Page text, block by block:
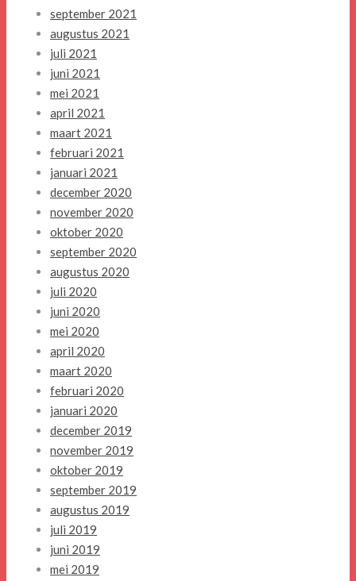
september 2021
augustus 2021
juli 2021
juni 2021
mei 2021
april 2021
maart 2021
februari 2021
januari 2021
december 2020
november 2020
oktober 2020
september 2020
augustus 2020
juli 2020
juni 2020
mei 2020
april 2020
maart 2020
februari 2020
januari 2020
december 2019
november 2019
oktober 2019
september 2019
augustus 2019
juli 2019
juni 2019
mei 2019